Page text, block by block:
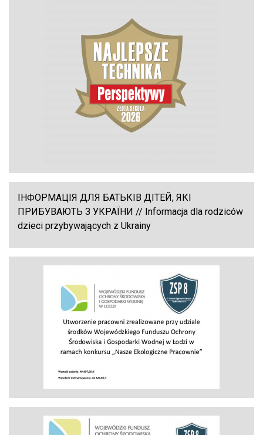
ІНФОРМАЦІЯ ДЛЯ БАТЬКІВ ДІТЕЙ, ЯКІ
ПРИБУВАЮТЬ З УКРАЇНИ // Informacja dla rodziców
dzieci przybywających z Ukrainy